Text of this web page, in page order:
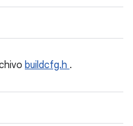
buildcfg.h .